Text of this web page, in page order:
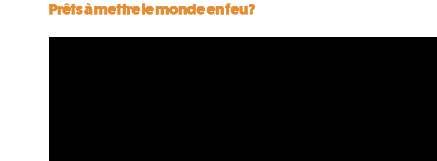
Prêts à mettre le monde en feu ?